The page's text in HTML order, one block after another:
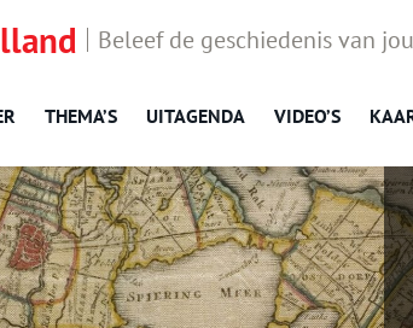
Beleef de geschiedenis van
THEMA’S UITAGENDA VIDEO’S